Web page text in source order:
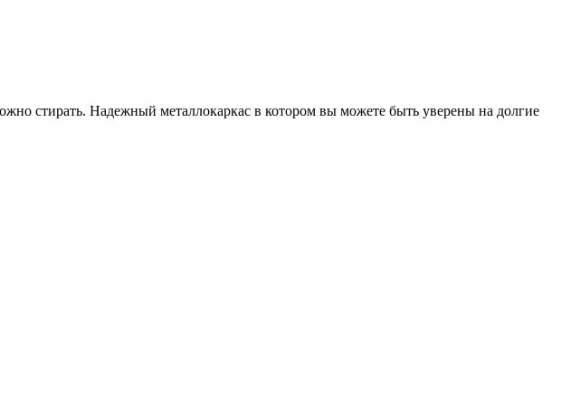
стирать. Надежный металлокаркас в котором вы можете быть уверены на долгие